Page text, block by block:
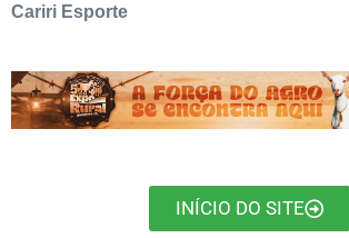
Cariri Esporte
INÍCIO DO SITE